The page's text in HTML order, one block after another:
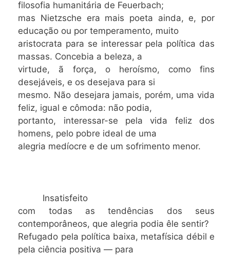
filosofia humanitária de Feuerbach;
mas Nietzsche era mais poeta ainda, e, por
educação ou por temperamento, muito
aristocrata para se interessar pela política das
massas. Concebia a beleza, a
virtude, ã força, o heroísmo, como fins
desejáveis, e os desejava para si
mesmo. Não desejara jamais, porém, uma vida
feliz, igual e cômoda: não podia,
portanto, interessar-se pela vida feliz dos
homens, pelo pobre ideal de uma
alegria medíocre e de um sofrimento menor.
Insatisfeito
com todas as tendências dos seus
contemporâneos, que alegria podia êle sentir?
Refugado pela política baixa, metafísica débil e
pela ciência positiva — para